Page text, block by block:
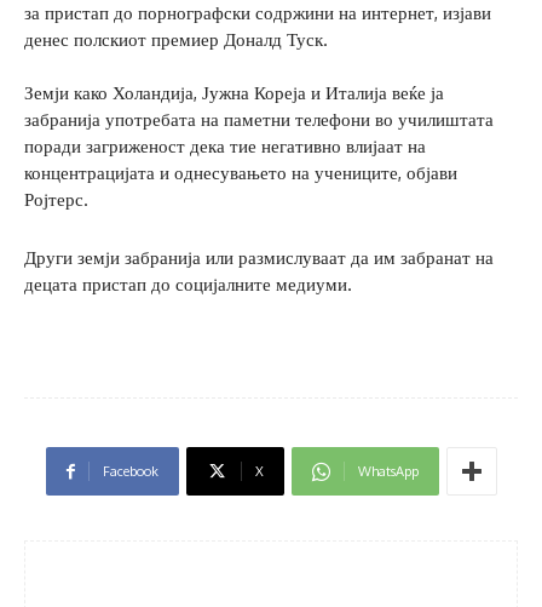
за пристап до порнографски содржини на интернет, изјави
денес полскиот премиер Доналд Туск.
Земји како Холандија, Јужна Кореја и Италија веќе ја
забранија употребата на паметни телефони во училиштата
поради загриженост дека тие негативно влијаат на
концентрацијата и однесувањето на учениците, објави
Ројтерс.
Други земји забранија или размислуваат да им забранат на
децата пристап до социјалните медиуми.
Facebook X WhatsApp